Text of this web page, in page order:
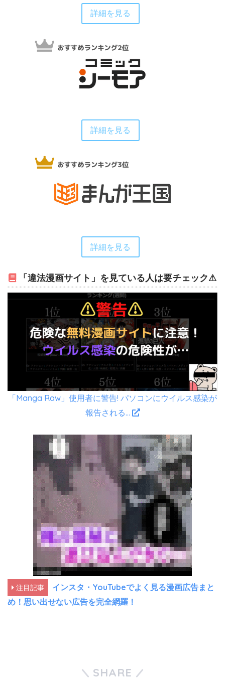
詳細を見る
詳細を見る
詳細を見る
「違法漫画サイト」を見ている人は要チェック⚠
「Manga Raw」使用者に警告! パソコンにウイルス感染が
報告される…
注目記事
インスタ・YouTubeでよく見る漫画広告まと
め！思い出せない広告を完全網羅！
SHARE